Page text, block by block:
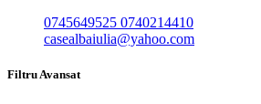
0745649525 0740214410
casealbaiulia@yahoo.com
Filtru Avansat